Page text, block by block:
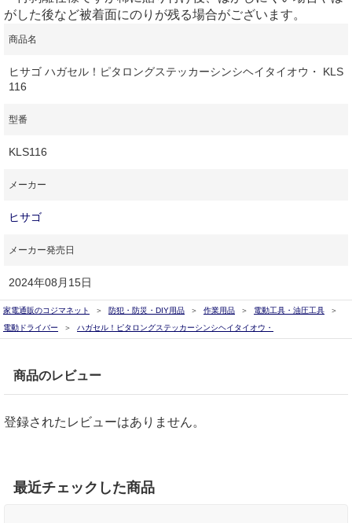
がした後など被着面にのりが残る場合がございます。
商品名
ヒサゴ ハガセル！ピタロングステッカーシンシヘイタイオウ・ KLS
116
型番
KLS116
メーカー
ヒサゴ
メーカー発売日
2024年08月15日
家電通販のコジマネット 防犯・防災・DIY用品 作業用品
電動工具・油圧工具
電動ドライバー
ハガセル！ピタロングステッカーシンシヘイタイオウ・
商品のレビュー
登録されたレビューはありません。
最近チェックした商品